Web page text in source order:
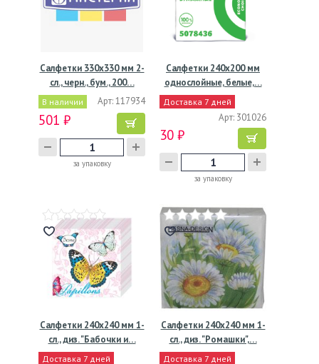
Салфетки 330х330 мм 2-
сл., черн., бум., 200…
В наличии Арт: 117934
501 ₽
за упаковку
Салфетки 240х200 мм
однослойные, белые,…
Доставка 7 дней
Арт: 301026
30 ₽
за упаковку
Салфетки 240х240 мм 1-
сл., диз. "Бабочки и…
Доставка 7 дней
Салфетки 240х240 мм 1-
сл., диз. "Ромашки",…
Доставка 7 дней